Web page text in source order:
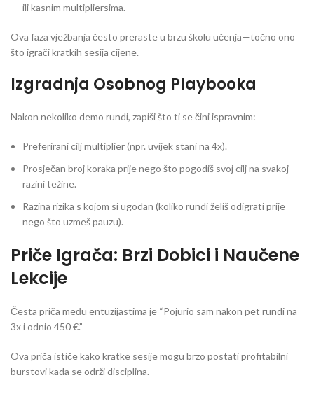
ili kasnim multipliersima.
Ova faza vježbanja često preraste u brzu školu učenja—točno ono
što igrači kratkih sesija cijene.
Izgradnja Osobnog Playbooka
Nakon nekoliko demo rundi, zapiši što ti se čini ispravnim:
Preferirani cilj multiplier (npr. uvijek stani na 4x).
Prosječan broj koraka prije nego što pogodiš svoj cilj na svakoj
razini težine.
Razina rizika s kojom si ugodan (koliko rundi želiš odigrati prije
nego što uzmeš pauzu).
Priče Igrača: Brzi Dobici i Naučene
Lekcije
Česta priča među entuzijastima je “Pojurio sam nakon pet rundi na
3x i odnio 450 €.”
Ova priča ističe kako kratke sesije mogu brzo postati profitabilni
burstovi kada se održi disciplina.